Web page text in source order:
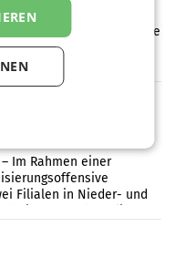
am POS über
August hinweg rücken die
AG (ARA) und der
die Initiative
in allen österreichischen
– Im Rahmen einer
Filialen in Nieder- und